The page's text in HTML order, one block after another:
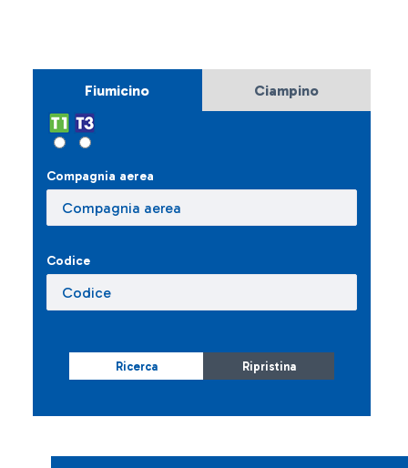
Fiumicino Ciampino
Compagnia aerea
Codice
Ricerca Ripristina